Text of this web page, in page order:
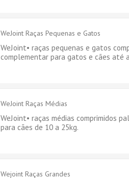
WeJoint Raças Pequenas e Gatos
WeJoint• raças pequenas e gatos
complementar para gatos e cães até
WeJoint Raças Médias
WeJoint• raças médias comprimidos
para cães de 10 a 25kg.
Wejoint Raças Grandes